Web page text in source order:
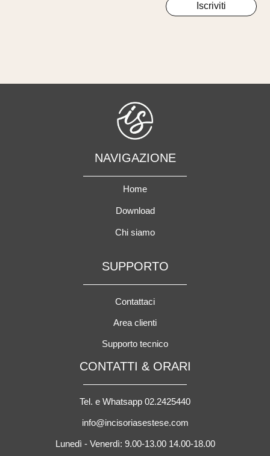
Iscriviti
NAVIGAZIONE
Home
Download
Chi siamo
SUPPORTO
Contattaci
Area clienti
Supporto tecnico
CONTATTI & ORARI
Tel. e Whatsapp 02.2425440
info@incisoriasestese.com
Lunedì - Venerdì: 9.00-13.00 14.00-18.00